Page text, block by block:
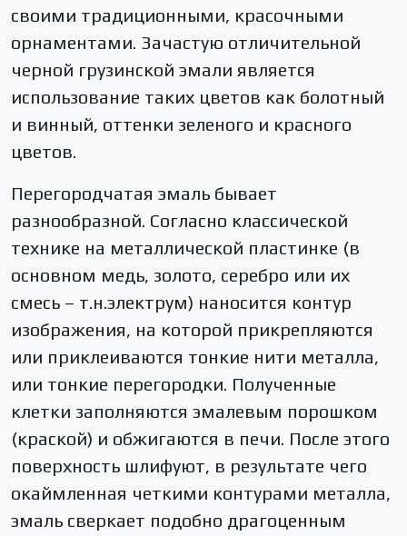
своими традиционными, красочными
орнаментами. Зачастую отличительной
черной грузинской эмали является
использование таких цветов как болотный
и винный, оттенки зеленого и красного
цветов.
Перегородчатая эмаль бывает
разнообразной. Согласно классической
технике на металлической пластинке (в
основном медь, золото, серебро или их
смесь – т.н.электрум) наносится контур
изображения, на которой прикрепляются
или приклеиваются тонкие нити металла,
или тонкие перегородки. Полученные
клетки заполняются эмалевым порошком
(краской) и обжигаются в печи. После этого
поверхность шлифуют, в результате чего
окаймленная четкими контурами металла,
эмаль сверкает подобно драгоценным